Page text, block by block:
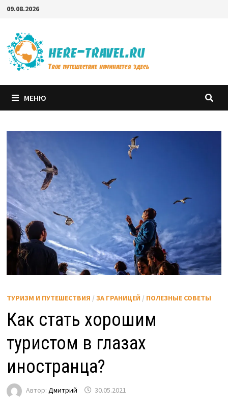
Перейти
содержимому
09.08.2026
МЕНЮ
ТУРИЗМ И ПУТЕШЕСТВИЯ / ЗА ГРАНИЦЕЙ / ПОЛЕЗНЫЕ СОВЕТЫ
Как стать хорошим
туристом в глазах
иностранца?
Автор: Дмитрий 30.05.2021